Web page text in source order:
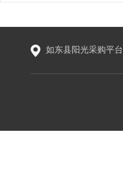
如东县阳光采购平台